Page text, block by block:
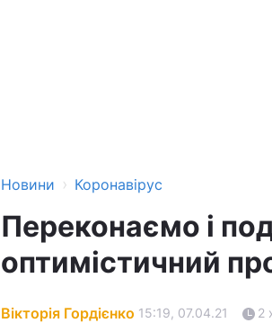
Новини › Коронавірус
Переконаємо і
оптимістичний
Вікторія Гордієнко 15:19, 07.04.21 2